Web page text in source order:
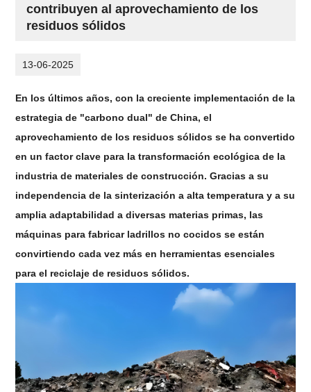
contribuyen al aprovechamiento de los
residuos sólidos
13-06-2025
En los últimos años, con la creciente implementación de la
estrategia de "carbono dual" de China, el
aprovechamiento de los residuos sólidos se ha convertido
en un factor clave para la transformación ecológica de la
industria de materiales de construcción. Gracias a su
independencia de la sinterización a alta temperatura y a su
amplia adaptabilidad a diversas materias primas, las
máquinas para fabricar ladrillos no cocidos se están
convirtiendo cada vez más en herramientas esenciales
para el reciclaje de residuos sólidos.